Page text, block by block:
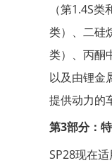
（第1.4S
类）、二硅
类）、丙酮
以及由锂金
提供动力的
第3部分：
SP28现在适